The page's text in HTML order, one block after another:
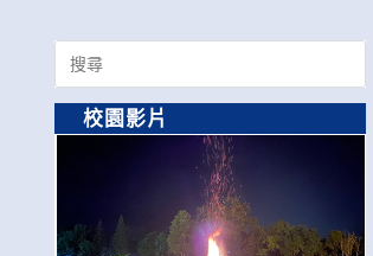
Search
for:
校園影片